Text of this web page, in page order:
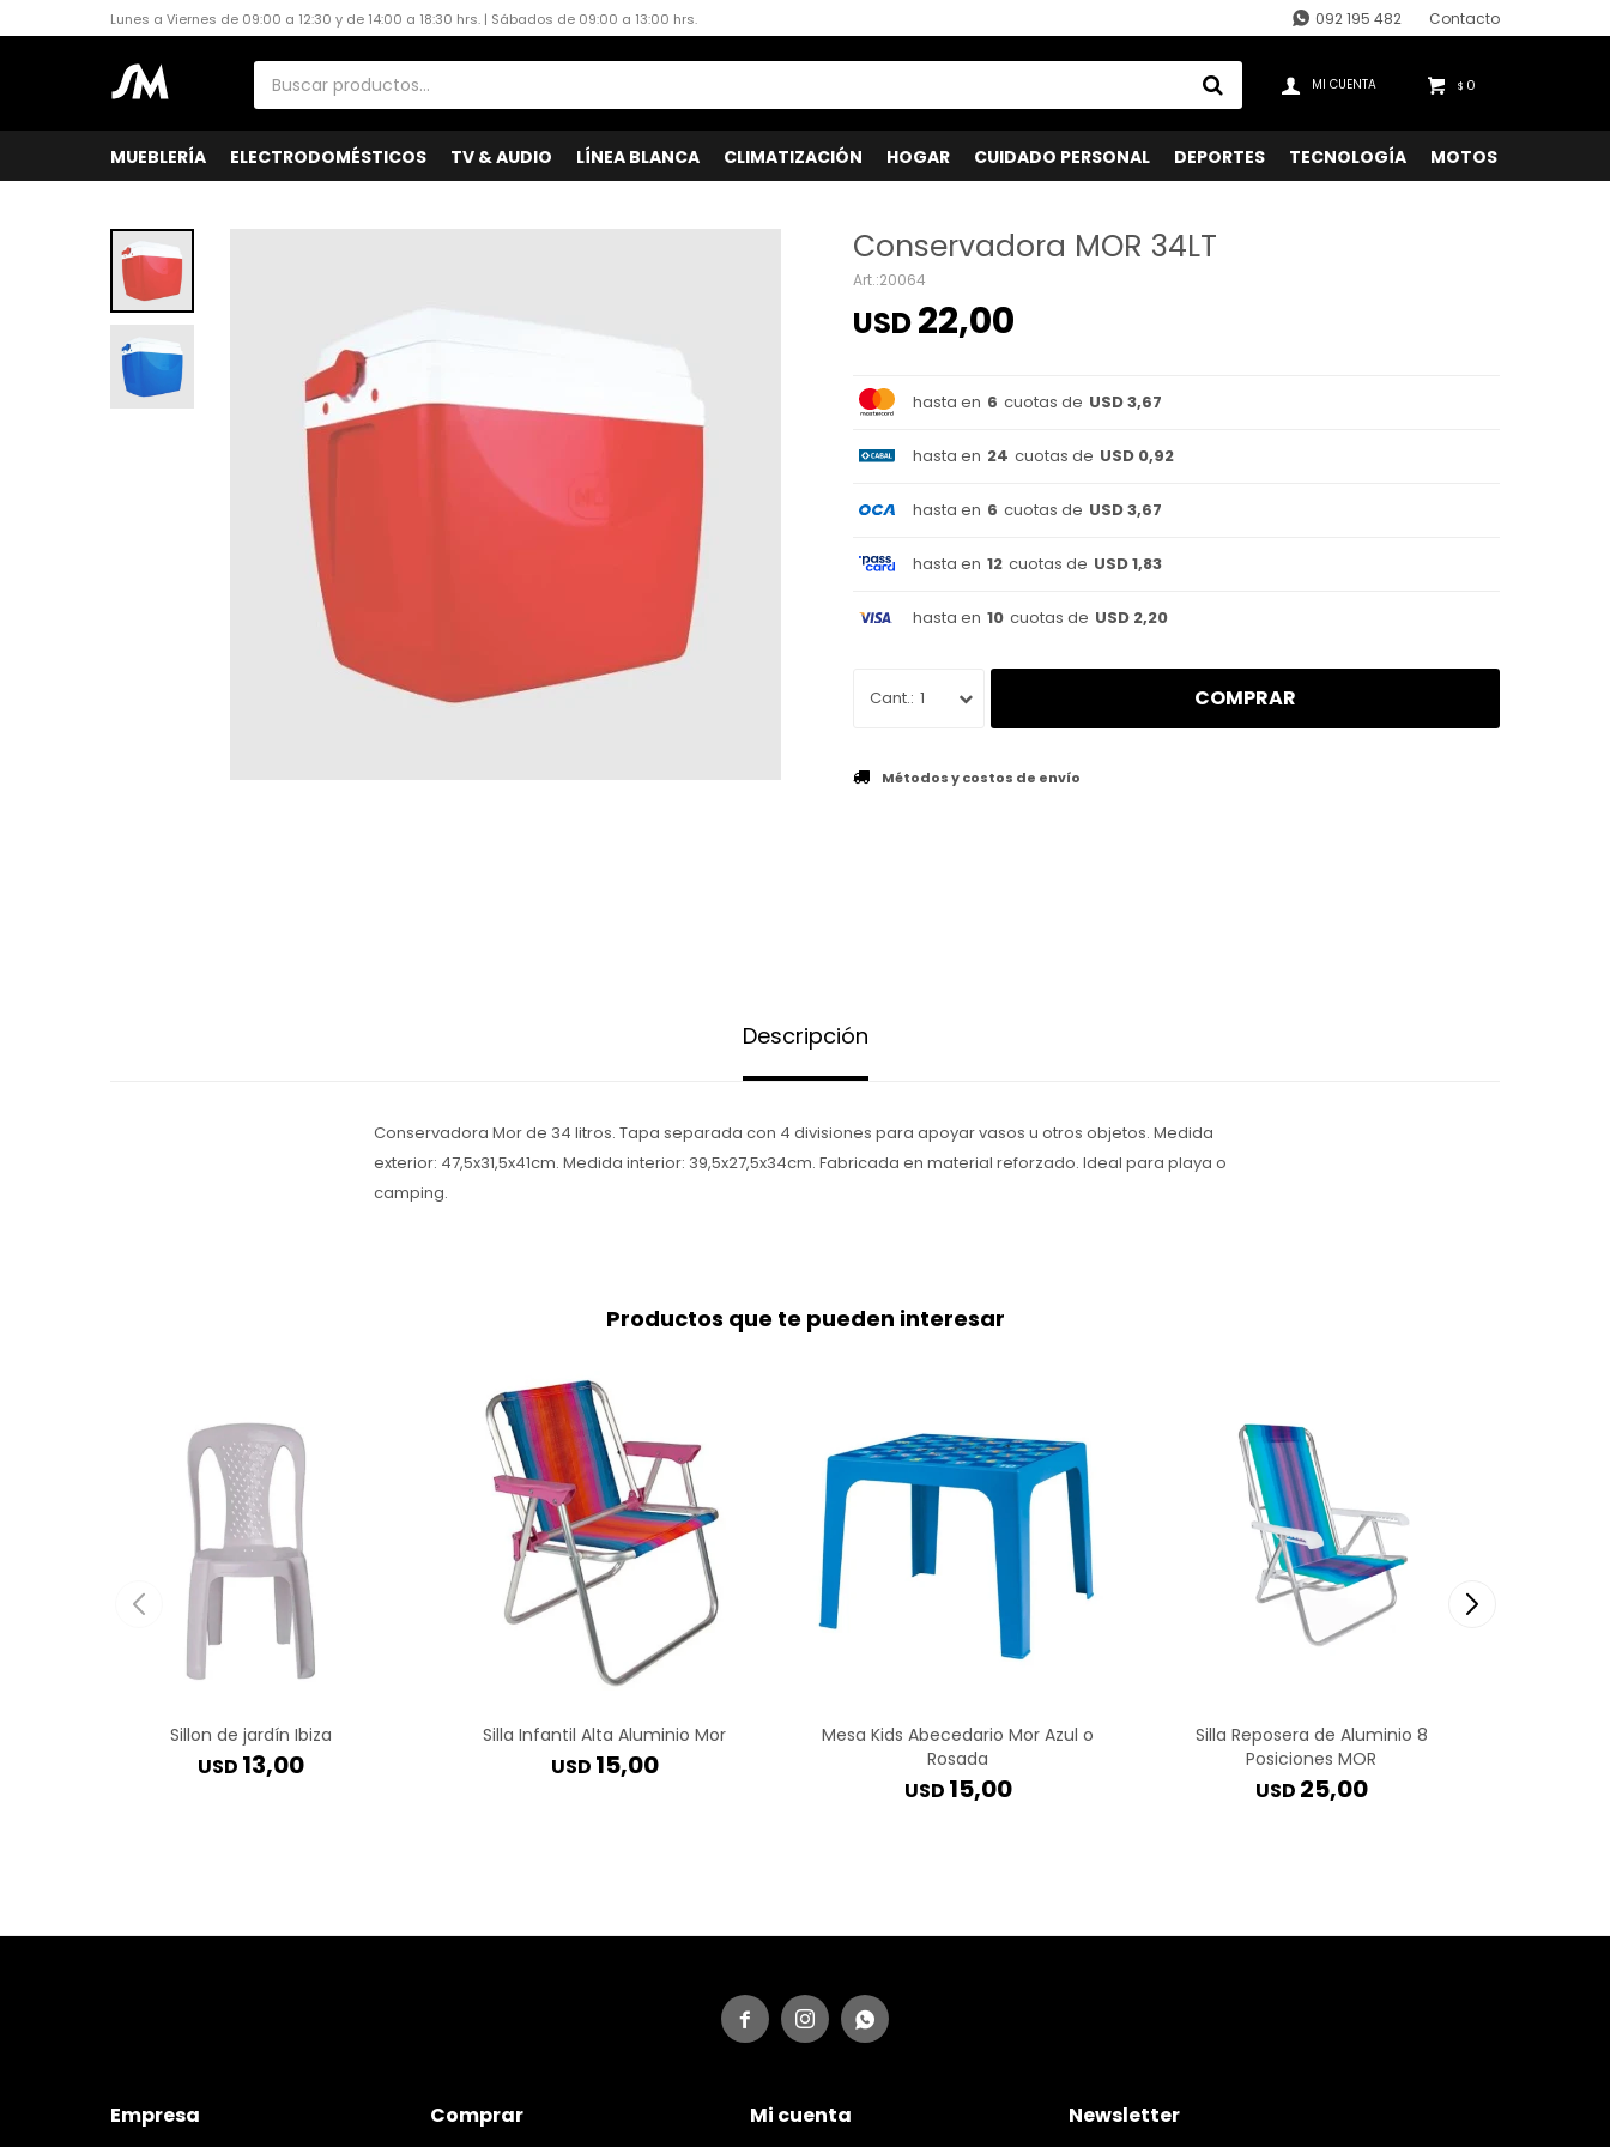
MUEBLERÍA ELECTRODOMÉSTICOS TV & AUDIO LÍNEA BLANCA CLIMATIZACIÓN HOGAR CUIDADO PERSONAL DEPORTES TECNOLOGÍA MOTOS
$ 0
Lunes a Viernes de 09:00 a 12:30 y de 14:00 a 18:30 hrs. | Sábados de 09:00 a 13:00 hrs. 092 195 482 Contacto
Conservadora MOR 34LT
20064
USD22,00
hasta en 6 cuotas de USD 3,67
hasta en 24 cuotas de USD 0,92
hasta en 6 cuotas de USD 3,67
hasta en 12 cuotas de USD 1,83
hasta en 10 cuotas de USD 2,20
1 COMPRAR
Métodos y costos de envío
Descripción
Conservadora Mor de 34 litros. Tapa separada con 4 divisiones para apoyar vasos u otros objetos. Medida
exterior: 47,5x31,5x41cm. Medida interior: 39,5x27,5x34cm. Fabricada en material reforzado. Ideal para playa o
camping.
Productos que te pueden interesar
Sillon de jardín Ibiza
USD 13,00
Silla Infantil Alta Aluminio Mor
USD 15,00
Mesa Kids Abecedario Mor Azul o
Rosada
USD 15,00
Silla Reposera de Aluminio 8
Posiciones MOR
USD 25,00
  
Empresa Comprar Mi cuenta Newsletter